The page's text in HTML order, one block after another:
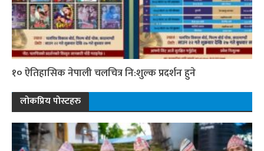
१० ऐतिहासिक नेपाली चलचित्र नि:शुल्क प्रदर्शन हुने
लोकप्रिय पोस्टहरु